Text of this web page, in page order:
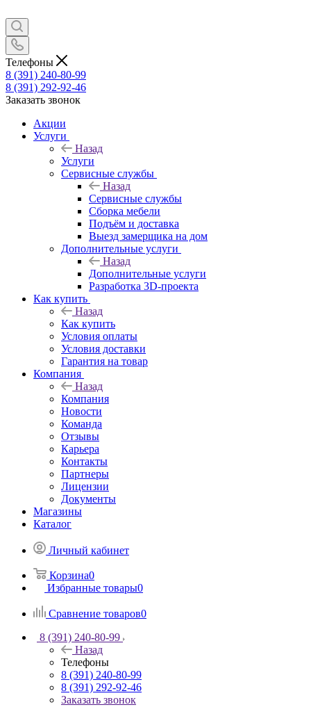
Телефоны
8 (391) 240-80-99
8 (391) 292-92-46
Заказать звонок
Акции
Услуги
Назад
Услуги
Сервисные службы
Назад
Сервисные службы
Сборка мебели
Подъём и доставка
Выезд замерщика на дом
Дополнительные услуги
Назад
Дополнительные услуги
Разработка 3D-проекта
Как купить
Назад
Как купить
Условия оплаты
Условия доставки
Гарантия на товар
Компания
Назад
Компания
Новости
Команда
Отзывы
Карьера
Контакты
Партнеры
Лицензии
Документы
Магазины
Каталог
Личный кабинет
Корзина0
Избранные товары0
Сравнение товаров0
8 (391) 240-80-99
Назад
Телефоны
8 (391) 240-80-99
8 (391) 292-92-46
Заказать звонок